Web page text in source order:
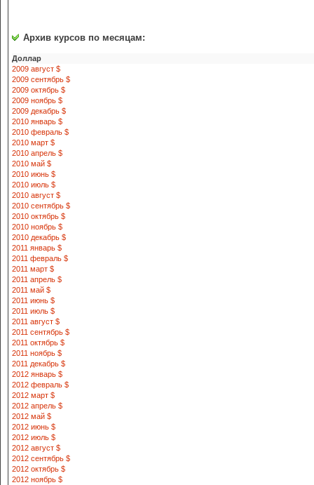
Архив курсов по месяцам:
Доллар
2009 август $
2009 сентябрь $
2009 октябрь $
2009 ноябрь $
2009 декабрь $
2010 январь $
2010 февраль $
2010 март $
2010 апрель $
2010 май $
2010 июнь $
2010 июль $
2010 август $
2010 сентябрь $
2010 октябрь $
2010 ноябрь $
2010 декабрь $
2011 январь $
2011 февраль $
2011 март $
2011 апрель $
2011 май $
2011 июнь $
2011 июль $
2011 август $
2011 сентябрь $
2011 октябрь $
2011 ноябрь $
2011 декабрь $
2012 январь $
2012 февраль $
2012 март $
2012 апрель $
2012 май $
2012 июнь $
2012 июль $
2012 август $
2012 сентябрь $
2012 октябрь $
2012 ноябрь $